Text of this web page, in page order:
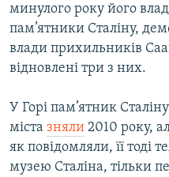
минулого року його
пам’ятники Сталіну,
влади прихильників
відновлені три з них.
У Горі пам’ятник
міста зняли 2010 року,
як повідомляли, її тоді
музею Сталіна, тільки